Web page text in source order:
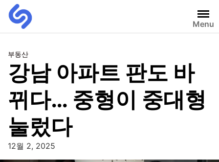
Menu
부동산
강남 아파트 판도 바
뀌다… 중형이 중대형
눌렀다
12월 2, 2025